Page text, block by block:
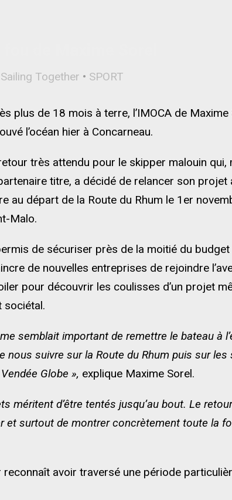
Sailing Together • SPORT
plus de 18 mois à terre, l’IMOCA de Maxime
l’océan hier à Concarneau.
très attendu pour le skipper malouin qui,
titre, a décidé de relancer son projet
au départ de la Route du Rhum le 1er
Malo.
de sécuriser près de la moitié du
de nouvelles entreprises de rejoindre
pour découvrir les coulisses d’un projet
sociétal.
semblait important de remettre le bateau à
suivre sur la Route du Rhum puis sur les
Globe », explique Maxime Sorel.
méritent d’être tentés jusqu’au bout. Le
et surtout de montrer concrètement toute la
avoir traversé une période